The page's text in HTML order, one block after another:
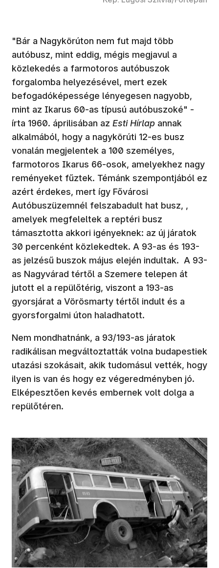
"Bár a Nagykörúton nem fut majd több
autóbusz, mint eddig, mégis megjavul a
közlekedés a farmotoros autóbuszok
forgalomba helyezésével, mert ezek
befogadóképessége lényegesen nagyobb,
mint az Ikarus 60-as típusú autóbuszoké" -
írta 1960. áprilisában az Esti Hírlap annak
alkalmából, hogy a nagykörúti 12-es busz
vonalán megjelentek a 100 személyes,
farmotoros Ikarus 66-osok, amelyekhez nagy
reményeket fűztek. Témánk szempontjából ez
azért érdekes, mert így Fővárosi
Autóbuszüzemnél felszabadult hat busz, ,
amelyek megfeleltek a reptéri busz
támasztotta akkori igényeknek: az új járatok
30 percenként közlekedtek. A 93-as és 193-
as jelzésű buszok május elején indultak. A 93-
as Nagyvárad tértől a Szemere telepen át
jutott el a repülőtérig, viszont a 193-as
gyorsjárat a Vörösmarty tértől indult és a
gyorsforgalmi úton haladhatott.
Nem mondhatnánk, a 93/193-as járatok
radikálisan megváltoztatták volna budapestiek
utazási szokásait, akik tudomásul vették, hogy
ilyen is van és hogy ez végeredményben jó.
Elképesztően kevés embernek volt dolga a
repülőtéren.